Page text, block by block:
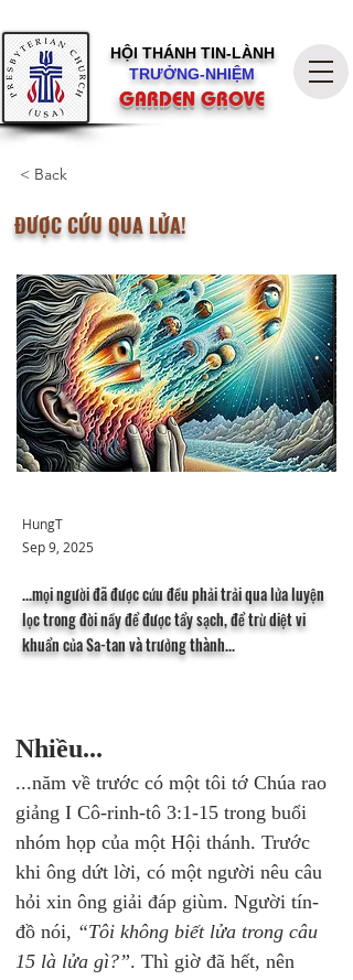
HỘI THÁNH TIN-LÀNH
TRƯỞNG-NHIỆM
GARDEN GROVE
< Back
ĐƯỢC CỨU QUA LỬA!
HungT
Sep 9, 2025
...mọi người đã được cứu đều phải trải qua lửa luyện
lọc trong đời nầy để được tẩy sạch, để trừ diệt vi
khuẩn của Sa-tan và trưởng thành...
Nhiều...
...năm về trước có một tôi tớ Chúa rao
giảng I Cô-rinh-tô 3:1-15 trong buổi
nhóm họp của một Hội thánh. Trước
khi ông dứt lời, có một người nêu câu
hỏi xin ông giải đáp giùm. Người tín-
đồ nói, “Tôi không biết lửa trong câu
15 là lửa gì?”. Thì giờ đã hết, nên